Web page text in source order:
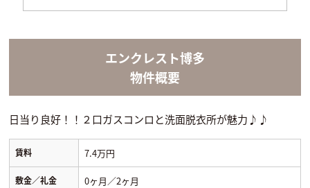
エンクレスト博多
物件概要
日当り良好！！２口ガスコンロと洗面脱衣所が魅力♪♪
賃料 7.4万円
敷金／礼金 0ヶ月／2ヶ月